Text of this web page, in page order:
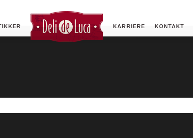
KARRIERE KONTAKT